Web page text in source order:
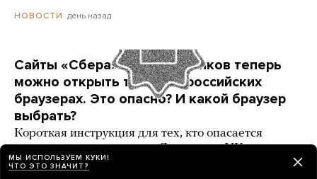
НОВОСТИ день назад
Сайты «Сбера» и других банков теперь
можно открыть только в российских
браузерах. Это опасно? И какой браузер
выбрать?
Короткая инструкция для тех, кто опасается
переходить на продукты «Яндекса» и VK
РАЗБОР 3 карточки
МЫ ИСПОЛЬЗУЕМ КУКИ!
ЧТО ЭТО ЗНАЧИТ?